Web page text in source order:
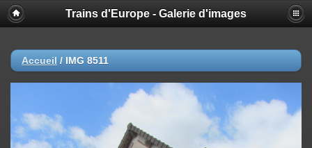
Trains d'Europe - Galerie d'images
Accueil / IMG 8511